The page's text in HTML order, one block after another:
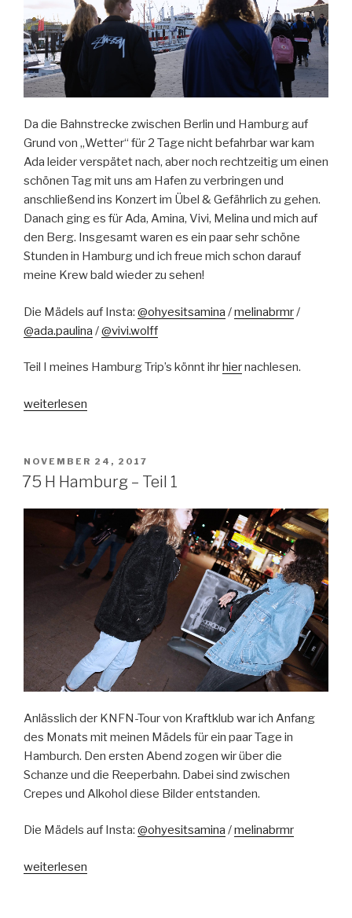
Da die Bahnstrecke zwischen Berlin und Hamburg auf
Grund von „Wetter“ für 2 Tage nicht befahrbar war kam
Ada leider verspätet nach, aber noch rechtzeitig um einen
schönen Tag mit uns am Hafen zu verbringen und
anschließend ins Konzert im Übel & Gefährlich zu gehen.
Danach ging es für Ada, Amina, Vivi, Melina und mich auf
den Berg. Insgesamt waren es ein paar sehr schöne
Stunden in Hamburg und ich freue mich schon darauf
meine Krew bald wieder zu sehen!
Die Mädels auf Insta: @ohyesitsamina /melinabrmr/
@ada.paulina /@vivi.wolff
Teil I meines Hamburg Trip’s könnt ihrhiernachlesen.
„75
–
Teil
weiterlesen
VERÖFFENTLICHT
AM
NOVEMBER 24, 2017
75 H Hamburg – Teil 1
Anlässlich der KNFN-Tour von Kraftklub war ich Anfang
des Monats mit meinen Mädels für ein paar Tage in
Hamburch. Den ersten Abend zogen wir über die
Schanze und die Reeperbahn. Dabei sind zwischen
Crepes und Alkohol diese Bilder entstanden.
Die Mädels auf Insta: @ohyesitsamina /melinabrmr
„75
weiterlesen